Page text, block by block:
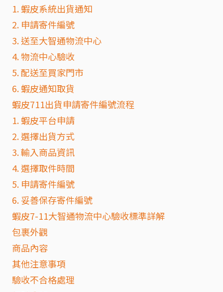
1. 蝦皮系統出貨通知
2. 申請寄件編號
3. 送至大智通物流中心
4. 物流中心驗收
5. 配送至買家門市
6. 蝦皮通知取貨
蝦皮711出貨申請寄件編號流程
1. 蝦皮平台申請
2. 選擇出貨方式
3. 輸入商品資訊
4. 選擇取件時間
5. 申請寄件編號
6. 妥善保存寄件編號
蝦皮7-11大智通物流中心驗收標準詳解
包裹外觀
商品內容
其他注意事項
驗收不合格處理